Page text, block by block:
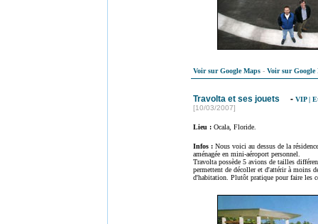
Voir sur Google Maps - Voir sur Google
Travolta et ses jouets - VIP|
[10/03/2007]
Lieu : Ocala, Floride.
Infos : Nous voici au dessus de la
aménagée en mini-aéroport personnel.
Travolta possède 5 avions de tailles
permettent de décoller et d'attérir à moins
d'habitation. Plutôt pratique pour faire les